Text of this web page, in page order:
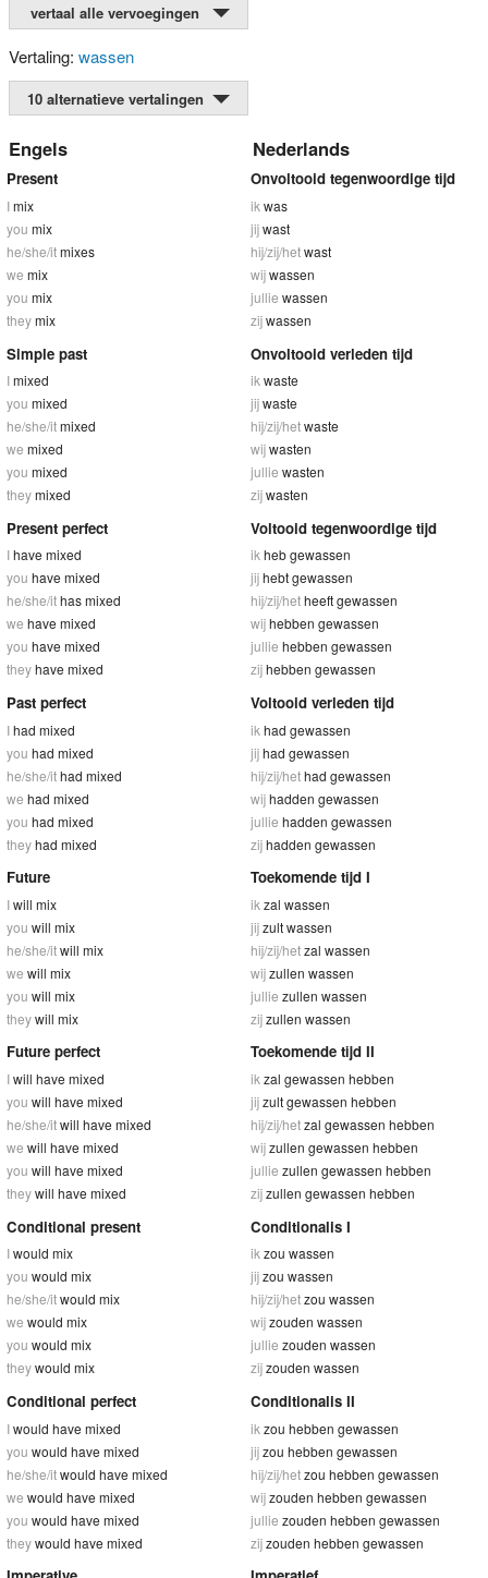
vertaal alle vervoegingen
Vertaling: wassen
10 alternatieve vertalingen
Engels Nederlands
Present
Imix
you mix
he/she/itmixes
we mix
you mix
theymix
Onvoltooid tegenwoordige tijd
ik was
jijwast
hij/zij/hetwast
wijwassen
jullie wassen
zijwassen
Simple past
Imixed
you mixed
he/she/itmixed
we mixed
you mixed
theymixed
Onvoltooid verleden tijd
ik waste
jijwaste
hij/zij/hetwaste
wijwasten
jullie wasten
zijwasten
Present perfect
Ihave mixed
you have mixed
he/she/ithas mixed
we have mixed
you have mixed
theyhave mixed
Voltooid tegenwoordige tijd
ikheb gewassen
jijhebt gewassen
hij/zij/hetheeft gewassen
wijhebben gewassen
jullie hebben gewassen
zijhebben gewassen
Past perfect
Ihad mixed
you had mixed
he/she/ithad mixed
we had mixed
you had mixed
theyhad mixed
Voltooid verleden tijd
ik had gewassen
jijhad gewassen
hij/zij/hethad gewassen
wijhadden gewassen
jullie hadden gewassen
zijhadden gewassen
Future
Iwill mix
you will mix
he/she/itwill mix
we will mix
you will mix
theywill mix
Toekomende tijd I
ik zal wassen
jijzult wassen
hij/zij/hetzal wassen
wijzullen wassen
jullie zullen wassen
zijzullen wassen
Future perfect
Iwill have mixed
you will have mixed
he/she/itwill have mixed
we will have mixed
you will have mixed
theywill have mixed
Toekomende tijd II
ik zal gewassen hebben
jijzult gewassen hebben
hij/zij/hetzal gewassen hebben
wijzullen gewassen hebben
jullie zullen gewassen hebben
zijzullen gewassen hebben
Conditional present
Iwould mix
you would mix
he/she/itwould mix
we would mix
you would mix
theywould mix
Conditionalis I
ik zou wassen
jijzou wassen
hij/zij/hetzou wassen
wijzouden wassen
jullie zouden wassen
zijzouden wassen
Conditional perfect
Iwould have mixed
you would have mixed
he/she/itwould have mixed
we would have mixed
you would have mixed
theywould have mixed
Conditionalis II
ik zou hebben gewassen
jijzou hebben gewassen
hij/zij/hetzou hebben gewassen
wijzouden hebben gewassen
jullie zouden hebben gewassen
zijzouden hebben gewassen